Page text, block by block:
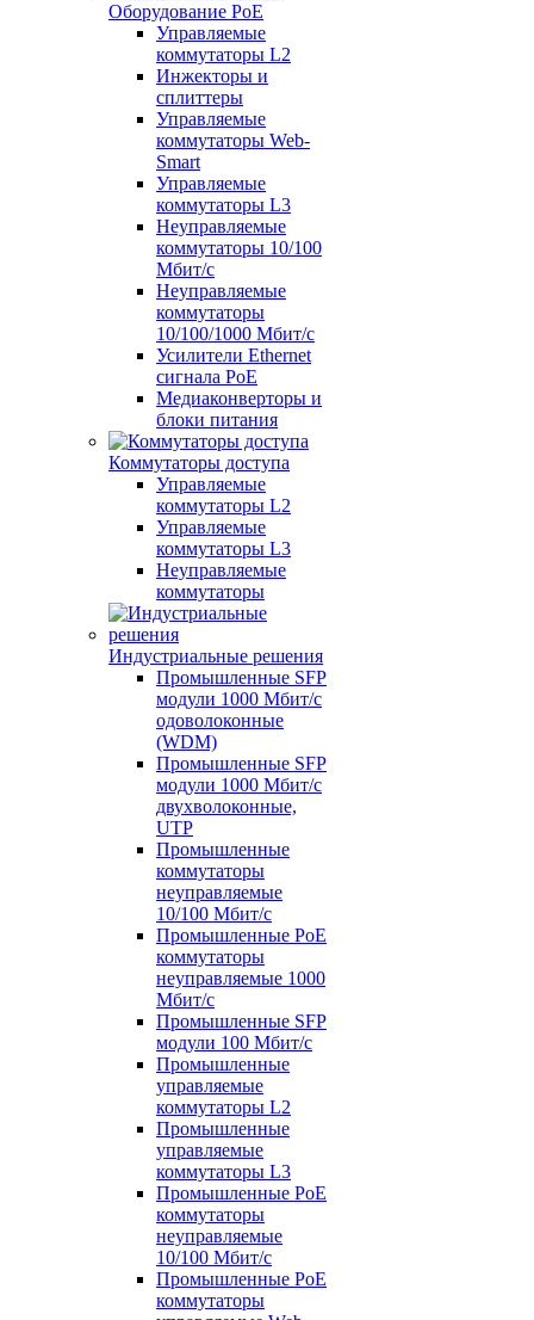
Оборудование PoE
Управляемые
коммутаторы L2
Инжекторы и
сплиттеры
Управляемые
коммутаторы Web-
Smart
Управляемые
коммутаторы L3
Неуправляемые
коммутаторы 10/100
Мбит/с
Неуправляемые
коммутаторы
10/100/1000 Мбит/с
Усилители Ethernet
сигнала PoE
Медиаконверторы и
блоки питания
Коммутаторы доступа
Управляемые
коммутаторы L2
Управляемые
коммутаторы L3
Неуправляемые
коммутаторы
Индустриальные решения
Промышленные SFP
модули 1000 Мбит/c
одоволоконные
(WDM)
Промышленные SFP
модули 1000 Мбит/c
двухволоконные,
UTP
Промышленные
коммутаторы
неуправляемые
10/100 Мбит/с
Промышленные PoE
коммутаторы
неуправляемые 1000
Мбит/с
Промышленные SFP
модули 100 Мбит/c
Промышленные
управляемые
коммутаторы L2
Промышленные
управляемые
коммутаторы L3
Промышленные PoE
коммутаторы
неуправляемые
10/100 Мбит/с
Промышленные PoE
коммутаторы